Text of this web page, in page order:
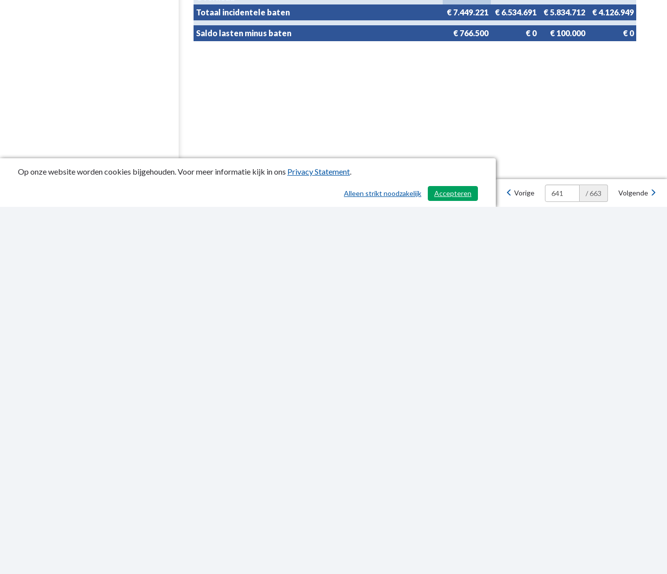
Totaal incidentele baten
€ 7.449.221 € 6.534.691 € 5.834.712 € 4.126.949
Saldo lasten minus baten € 766.500 € 0 € 100.000 € 0
Vorige / 663 Volgende
Op onze website worden cookies bijgehouden. Voor meer informatie kijk in ons Privacy Statement.
Accepteren
Alleen strikt noodzakelijk